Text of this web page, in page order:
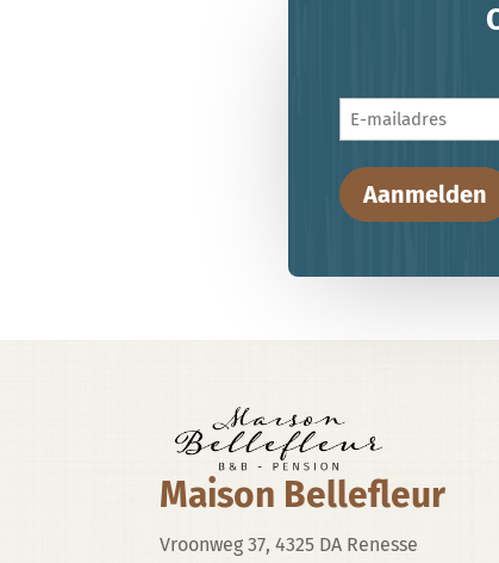
E-
mailadres
Aanmelden
Maison Bellefleur
Vroonweg 37, 4325 DA Renesse